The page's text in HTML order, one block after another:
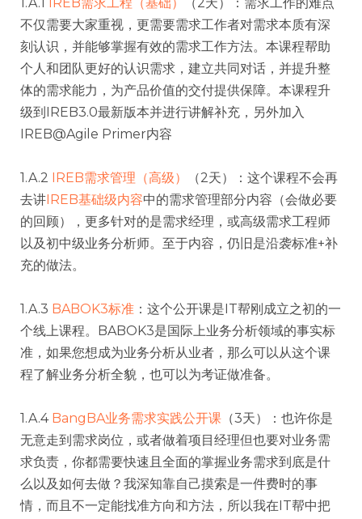
不仅需要大家重视，更需要需求工作者对需求本质有深
刻认识，并能够掌握有效的需求工作方法。本课程帮助
个人和团队更好的认识需求，建立共同对话，并提升整
体的需求能力，为产品价值的交付提供保障。本课程升
级到IREB3.0最新版本并进行讲解补充，另外加入
IREB@Agile Primer内容
1.A.2 IREB需求管理（高级）
（2天）：这个课程不会再
去讲IREB基础级内容中的需求管理部分内容（会做必要
的回顾），更多针对的是需求经理，或高级需求工程师
以及初中级业务分析师。至于内容，仍旧是沿袭标准+补
充的做法。
1.A.3 BABOK3标准 ：这个公开课是IT帮刚成立之初的一
个线上课程。BABOK3是国际上业务分析领域的事实标
准，如果您想成为业务分析从业者，那么可以从这个课
程了解业务分析全貌，也可以为考证做准备。
1.A.4 BangBA业务需求实践公开课 （3天）：也许你是
无意走到需求岗位，或者做着项目经理但也要对业务需
求负责，你都需要快速且全面的掌握业务需求到底是什
么以及如何去做？我深知靠自己摸索是一件费时的事
情，而且不一定能找准方向和方法，所以我在IT帮中把